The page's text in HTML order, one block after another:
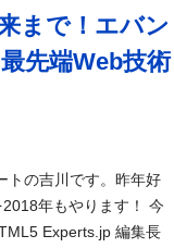
まで！エバン
先端Web技術
トの吉川です。昨年好
年もやります！ 今
Experts.jp 編集長